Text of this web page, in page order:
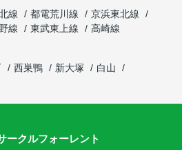
線 都電荒川線
京浜東北線
線 東武東上線
高崎線
西巣鴨 新大塚
白山
ークルフォーレント